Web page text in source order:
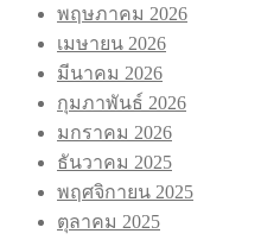
พฤษภาคม 2026
เมษายน 2026
มีนาคม 2026
กุมภาพันธ์ 2026
มกราคม 2026
ธันวาคม 2025
พฤศจิกายน 2025
ตุลาคม 2025